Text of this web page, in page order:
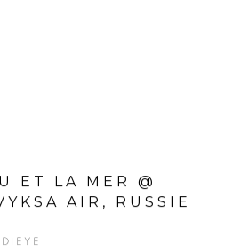
ET LA MER @
AIR, RUSSIE